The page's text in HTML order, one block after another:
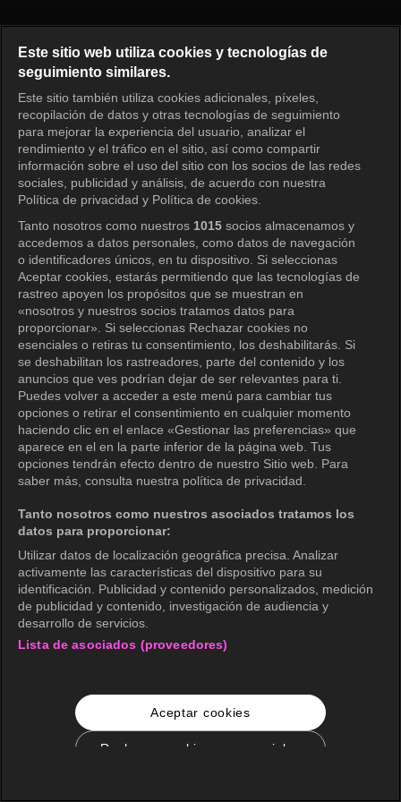
Iniciar sesión
Este sitio web utiliza cookies y tecnologías de
seguimiento similares.
Este sitio también utiliza cookies adicionales, píxeles,
recopilación de datos y otras tecnologías de seguimiento
para mejorar la experiencia del usuario, analizar el
rendimiento y el tráfico en el sitio, así como compartir
información sobre el uso del sitio con los socios de las redes
sociales, publicidad y análisis, de acuerdo con nuestra
Política de privacidad y Política de cookies.
Tanto nosotros como nuestros 1015 socios almacenamos y
accedemos a datos personales, como datos de navegación
o identificadores únicos, en tu dispositivo. Si seleccionas
Aceptar cookies, estarás permitiendo que las tecnologías de
rastreo apoyen los propósitos que se muestran en
«nosotros y nuestros socios tratamos datos para
proporcionar». Si seleccionas Rechazar cookies no
esenciales o retiras tu consentimiento, los deshabilitarás. Si
se deshabilitan los rastreadores, parte del contenido y los
anuncios que ves podrían dejar de ser relevantes para ti.
Puedes volver a acceder a este menú para cambiar tus
opciones o retirar el consentimiento en cualquier momento
haciendo clic en el enlace «Gestionar las preferencias» que
aparece en el en la parte inferior de la página web. Tus
opciones tendrán efecto dentro de nuestro Sitio web. Para
saber más, consulta nuestra política de privacidad.
Tanto nosotros como nuestros asociados tratamos los
datos para proporcionar:
Utilizar datos de localización geográfica precisa. Analizar
activamente las características del dispositivo para su
identificación. Publicidad y contenido personalizados, medición
de publicidad y contenido, investigación de audiencia y
desarrollo de servicios.
Lista de asociados (proveedores)
Aceptar cookies
Rechazar cookies no esenciales